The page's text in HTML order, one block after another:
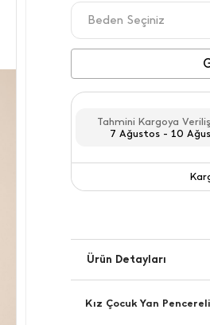
Beden Seçiniz
5 YAŞ
6 YAŞ
7 YAŞ
Tahmini Kargoya
7 Ağustos - 10
Ürün Detayları
Kız Çocuk Yan